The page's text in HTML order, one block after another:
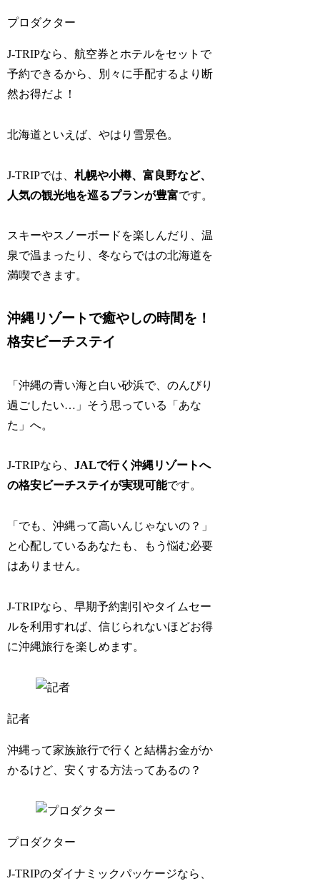
プロダクター
J-TRIPなら、航空券とホテルをセットで
予約できるから、別々に手配するより断
然お得だよ！
北海道といえば、やはり雪景色。
J-TRIPでは、札幌や小樽、富良野など、
人気の観光地を巡るプランが豊富です。
スキーやスノーボードを楽しんだり、温
泉で温まったり、冬ならではの北海道を
満喫できます。
沖縄リゾートで癒やしの時間を！
格安ビーチステイ
「沖縄の青い海と白い砂浜で、のんびり
過ごしたい…」そう思っている「あな
た」へ。
J-TRIPなら、JALで行く沖縄リゾートへ
の格安ビーチステイが実現可能です。
「でも、沖縄って高いんじゃないの？」
と心配しているあなたも、もう悩む必要
はありません。
J-TRIPなら、早期予約割引やタイムセー
ルを利用すれば、信じられないほどお得
に沖縄旅行を楽しめます。
記者
沖縄って家族旅行で行くと結構お金がか
かるけど、安くする方法ってあるの？
プロダクター
J-TRIPのダイナミックパッケージなら、